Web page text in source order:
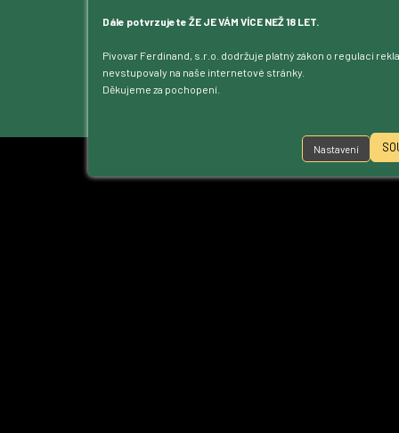
Dále potvrzujete ŽE JE VÁM VÍCE NEŽ 18 LET.
Pivovar Ferdinand, s.r.o. dodržuje platný zákon o regulaci
nevstupovaly na naše internetové stránky.
Děkujeme za pochopení.
Nastavení
Kontakt
Ke stažení
Přístupnost
Nastavení cookies